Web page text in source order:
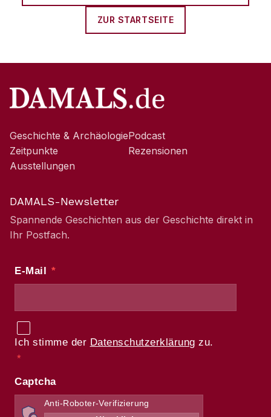
ZUR STARTSEITE
Geschichte & Archäologie
Zeitpunkte
Ausstellungen
Podcast
Rezensionen
DAMALS-Newsletter
Spannende Geschichten aus der Geschichte direkt in
Ihr Postfach.